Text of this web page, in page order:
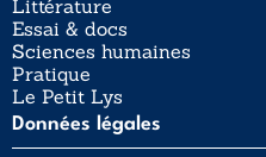
Littérature
Essai & docs
Sciences humaines
Pratique
Le Petit Lys
Données légales